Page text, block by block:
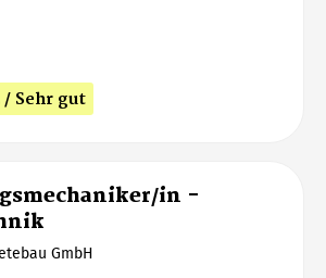
/ Sehr gut
in -
GmbH